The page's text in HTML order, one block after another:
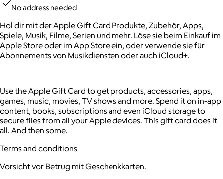
No address needed
Hol dir mit der Apple Gift Card Produkte, Zubehör, Apps,
Spiele, Musik, Filme, Serien und mehr. Löse sie beim Einkauf im
Apple Store oder im App Store ein, oder verwende sie für
Abonnements von Musikdiensten oder auch iCloud+.
Use the Apple Gift Card to get products, accessories, apps,
games, music, movies, TV shows and more. Spend it on in-app
content, books, subscriptions and even iCloud storage to
secure files from all your Apple devices. This gift card does it
all. And then some.
Terms and conditions
Vorsicht vor Betrug mit Geschenkkarten.